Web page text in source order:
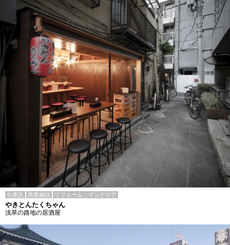
台東区 商業施設 リフォーム・インテリア
やきとんたくちゃん
浅草の路地の居酒屋